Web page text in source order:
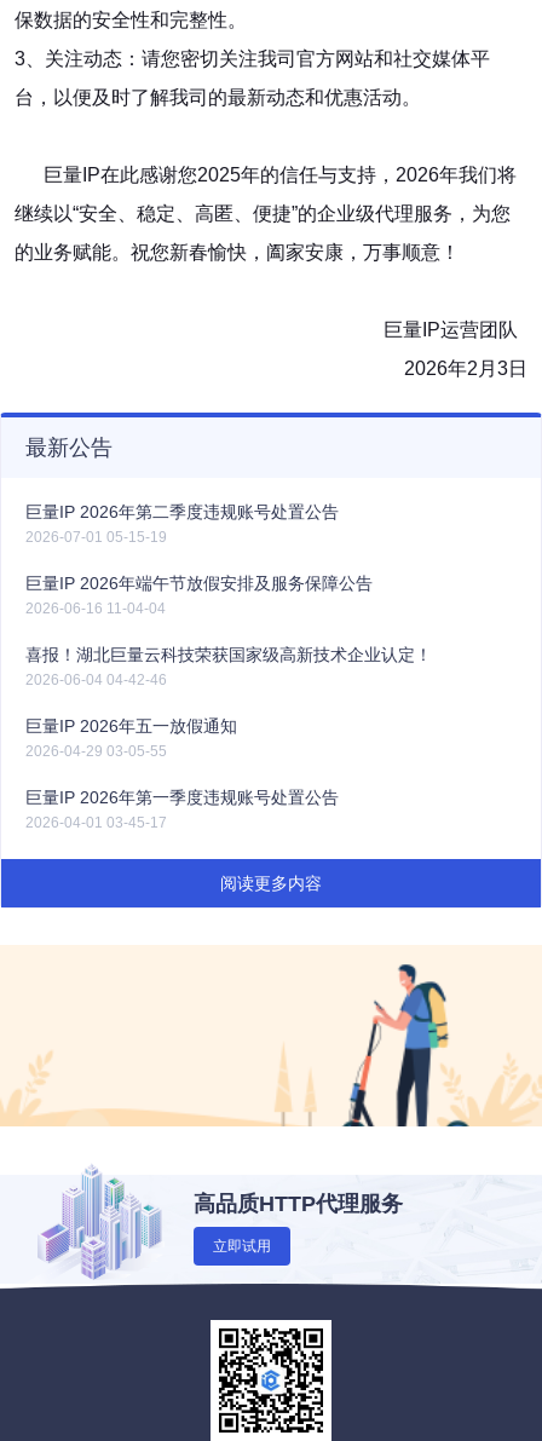
保数据的安全性和完整性。
3、关注动态：请您密切关注我司官方网站和社交媒体平
台，以便及时了解我司的最新动态和优惠活动。
巨量IP在此感谢您2025年的信任与支持，2026年我们将
继续以“安全、稳定、高匿、便捷”的企业级代理服务，为您
的业务赋能。祝您新春愉快，阖家安康，万事顺意！
巨量IP运营团队
2026年2月3日
最新公告
巨量IP 2026年第二季度违规账号处置公告
2026-07-01 05-15-19
巨量IP 2026年端午节放假安排及服务保障公告
2026-06-16 11-04-04
喜报！湖北巨量云科技荣获国家级高新技术企业认定！
2026-06-04 04-42-46
巨量IP 2026年五一放假通知
2026-04-29 03-05-55
巨量IP 2026年第一季度违规账号处置公告
2026-04-01 03-45-17
阅读更多内容
高品质HTTP代理服务
立即试用